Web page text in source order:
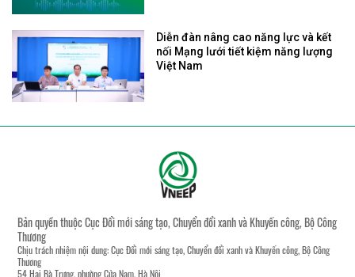
Diễn đàn nâng cao năng lực và kết
nối Mạng lưới tiết kiệm năng lượng
Việt Nam
Bản quyền thuộc Cục Đổi mới sáng tạo, Chuyển đổi xanh và Khuyến công, Bộ Công
Thương
Chịu trách nhiệm nội dung: Cục Đổi mới sáng tạo, Chuyển đổi xanh và Khuyến công, Bộ Công
Thương
54 Hai Bà Trưng, phường Cửa Nam, Hà Nội